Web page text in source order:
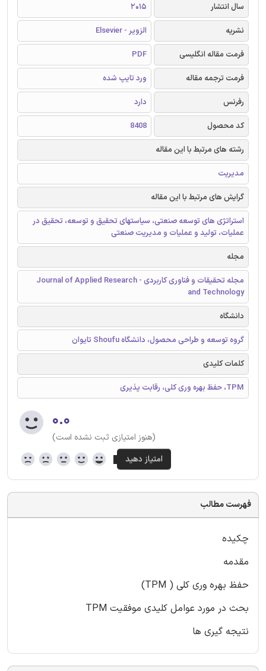
سال انتشار
2015
نشریه
الزویر - Elsevier
فرمت مقاله انگلیسی
PDF
فرمت ترجمه مقاله
ورد تایپ شده
رفرنس
دارد
کد محصول
8408
رشته های مرتبط با این مقاله
مدیریت
گرایش های مرتبط با این مقاله
استراتژی های توسعه صنعتی، سیاستهای تحقیق و توسعه، تحقیق در
عملیات، تولید و عملیات و مدیریت صنعتی
مجله
مجله تحقیقات و فناوری کاربردی - Journal of Applied Research
and Technology
دانشگاه
گروه توسعه و طراحی محصول، دانشگاه Shoufu تایوان
کلمات کلیدی
TPM، حفظ بهره وری کلی، رقابت پذیری
۰.۰
(هنوز امتیازی ثبت نشده است)
فهرست مطالب
چکیده
مقدمه
حفظ بهره وری کلی ( TPM)
بحث در مورد عوامل کلیدی موفقیت TPM
نتیجه گیری ها